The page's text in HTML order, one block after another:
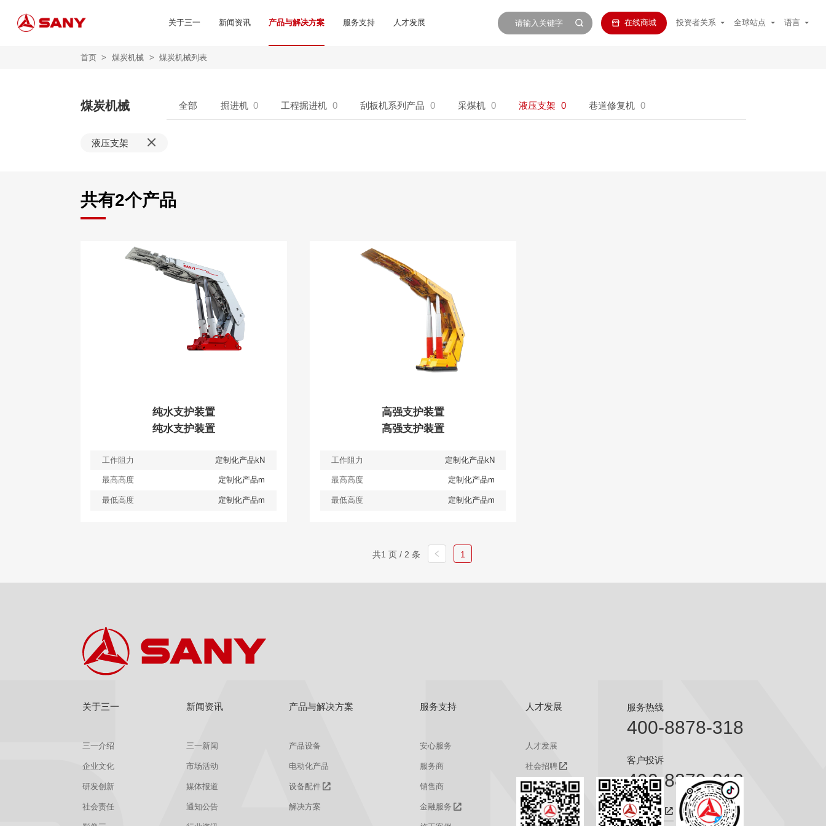
关于三一 新闻资讯 产品与解决方案 服务支持 人才发展 在线商城 投资者关系 全球站点 语言
首页 > 煤炭机械 > 煤炭机械列表
煤炭机械 全部 掘进机 0 工程掘进机 0 刮板机系列产品 0 采煤机 0 液压支架 0 巷道修复机 0
液压支架
共有2个产品
纯水支护装置
纯水支护装置
工作阻力 定制化产品kN
最高高度 定制化产品m
最低高度 定制化产品m
高强支护装置
高强支护装置
工作阻力 定制化产品kN
最高高度 定制化产品m
最低高度 定制化产品m
查看 详情 获取报价
共1 页 / 2 条 1
关于三一
三一介绍
企业文化
研发创新
社会责任
新闻资讯
三一新闻
市场活动
媒体报道
通知公告
产品与解决方案
产品设备
电动化产品
设备配件
解决方案
服务支持
安心服务
服务商
销售商
金融服务
人才发展
人才发展
社会招聘
校园招聘
服务热线
400-8878-318
客户投诉
400-8879-318
咨询热线